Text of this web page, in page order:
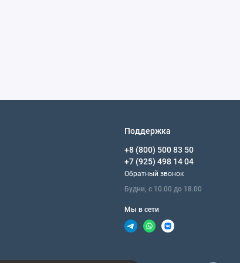
Поддержка
+8 (800) 500 83 50
+7 (925) 498 14 04
Обратный звонок
Будни, с 10.00 до 18.00
Мы в сети